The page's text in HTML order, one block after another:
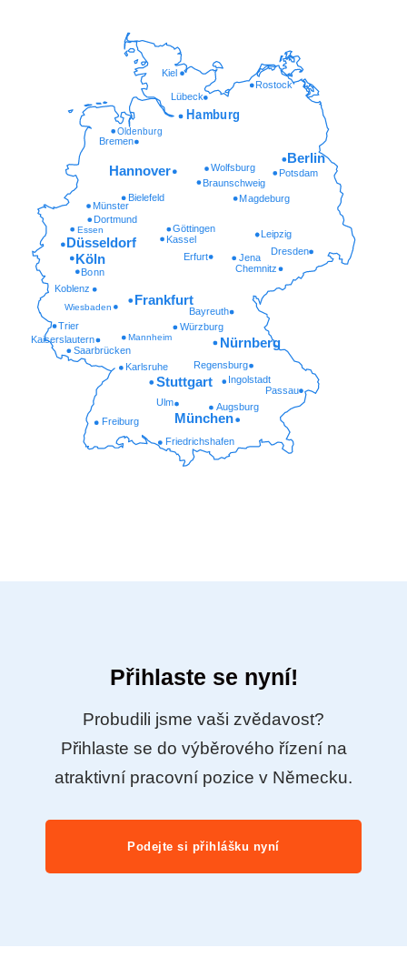
Friedrichshafen
Freiburg
Augsburg
Ulm
Passau
Ingolstadt
Regensburg
Karlsruhe
Saarbrücken
Kaiserslautern Mannheim
Würzburg
Trier
Wiesbaden Bayreuth
Koblenz
Chemnitz
Bonn
Erfurt Jena
Dresden
Kassel
Göttingen
Essen
Dortmund
Münster
Magdeburg
Bielefeld
Braunschweig
Potsdam
Wolfsburg
Oldenburg
Lübeck
Rostock
Kiel
München
Stuttgart
Nürnberg
Frankfurt
Köln
Düsseldorf
Leipzig
Hannover
Berlin
Bremen
Hamburg
Přihlaste se nyní!
Probudili jsme vaši zvědavost?
Přihlaste se do výběrového řízení na
atraktivní pracovní pozice v Německu.
Podejte si přihlášku nyní